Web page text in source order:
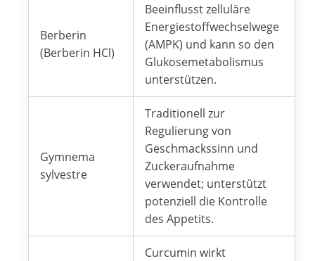
Berberin
(Berberin HCl)
Beeinflusst zelluläre
Energiestoffwechselwege
(AMPK) und kann so den
Glukosemetabolismus
unterstützen.
Gymnema
sylvestre
Traditionell zur
Regulierung von
Geschmackssinn und
Zuckeraufnahme
verwendet; unterstützt
potenziell die Kontrolle
des Appetits.
Curcumin wirkt